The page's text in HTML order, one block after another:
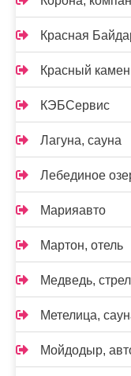
Красная
Красный
КЭБСервис
Лагуна, сауна
Лебединое
Марияавто
Мартон, отель
Медведь,
Метелица,
Мойдодыр,